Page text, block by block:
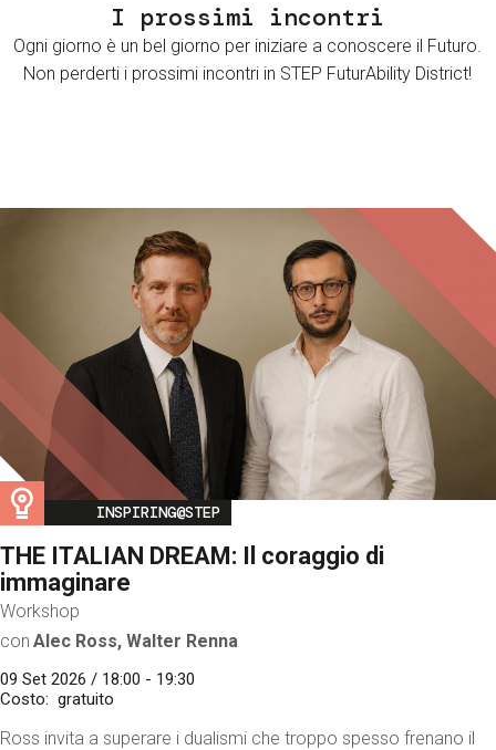
I prossimi incontri
Ogni giorno è un bel giorno per iniziare a conoscere il Futuro.
Non perderti i prossimi incontri in STEP FuturAbility District!
Image
INSPIRING@STEP
THE ITALIAN DREAM: Il coraggio di
immaginare
Workshop
con Alec Ross, Walter Renna
09 Set 2026 / 18:00 - 19:30
Costo
gratuito
Ross invita a superare i dualismi che troppo spesso frenano il